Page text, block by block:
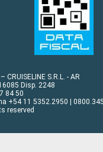
S.R.L. - AR
Disp. 2248
84 50
+54 11 5352.2950 |
reserved